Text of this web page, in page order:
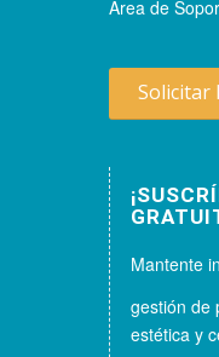
Area de
Solicitar
Mantente
gestión de
estética y